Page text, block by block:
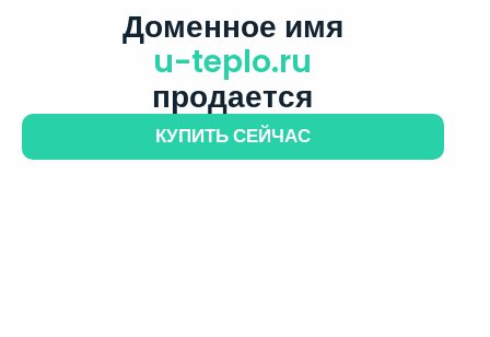
Доменное имя
u-teplo.ru
продается
КУПИТЬ СЕЙЧАС